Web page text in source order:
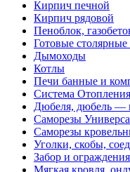
Кирпич печной
Кирпич рядовой
Пеноблок,
Готовые столярные
Дымоходы
Котлы
Печи банные и
Система
Дюбеля, дюбель —
Саморезы
Саморезы
Уголки, скобы,
Забор и ограждения
Мягкая кровля,